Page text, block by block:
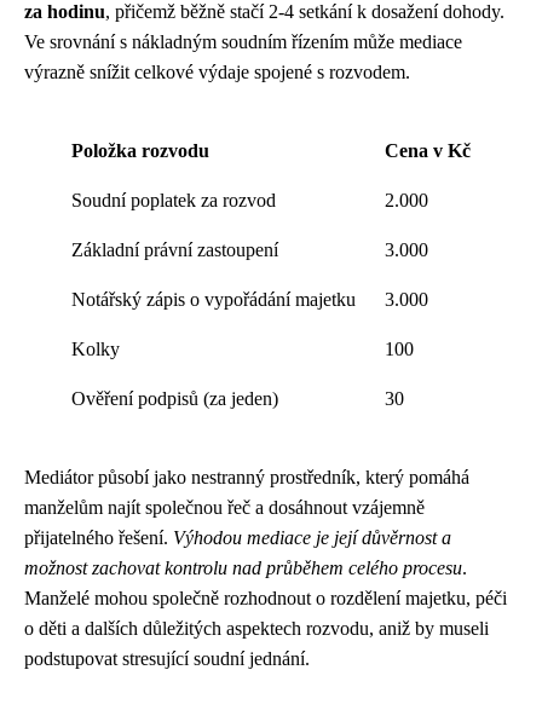
za hodinu, přičemž běžně stačí 2-4 setkání k dosažení dohody.
Ve srovnání s nákladným soudním řízením může mediace
výrazně snížit celkové výdaje spojené s rozvodem.
Položka rozvodu Cena v Kč
Soudní poplatek za rozvod 2.000
Základní právní zastoupení 3.000
Notářský zápis o vypořádání majetku 3.000
Kolky 100
Ověření podpisů (za jeden) 30
Mediátor působí jako nestranný prostředník, který pomáhá
manželům najít společnou řeč a dosáhnout vzájemně
přijatelného řešení. Výhodou mediace je její důvěrnost a
možnost zachovat kontrolu nad průběhem celého procesu.
Manželé mohou společně rozhodnout o rozdělení majetku, péči
o děti a dalších důležitých aspektech rozvodu, aniž by museli
podstupovat stresující soudní jednání.